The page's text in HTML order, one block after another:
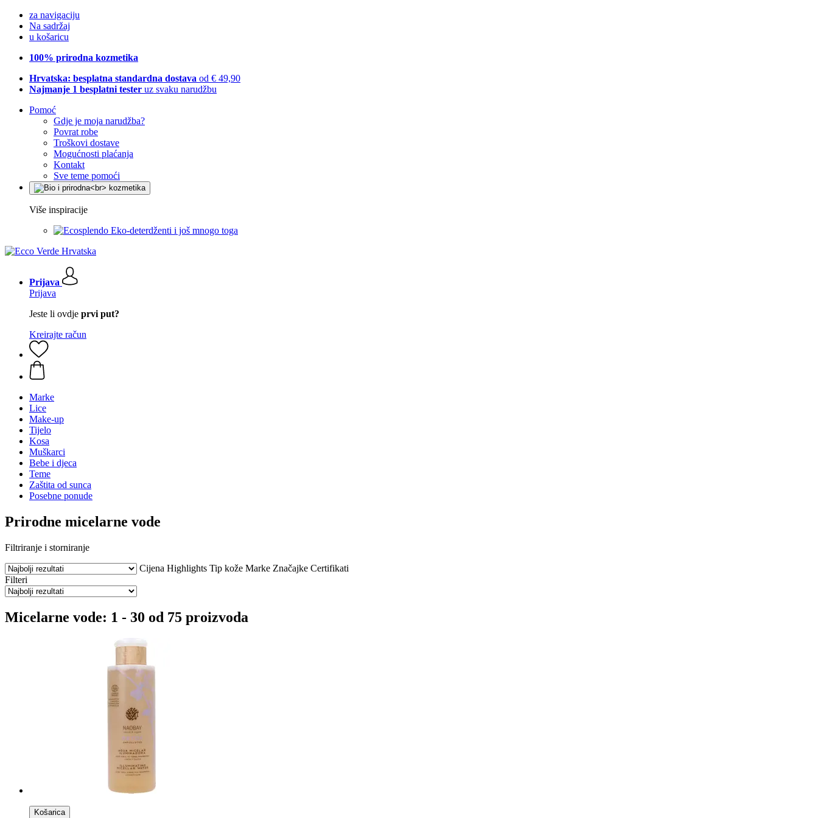
za navigaciju
Na sadržaj
u košaricu
100% prirodna kozmetika
Hrvatska: besplatna standardna dostava od € 49,90
Najmanje 1 besplatni tester uz svaku narudžbu
Pomoć
Gdje je moja narudžba?
Povrat robe
Troškovi dostave
Mogućnosti plaćanja
Kontakt
Sve teme pomoći
Više inspiracije
Eko-deterdženti i još mnogo toga
Prijava
Prijava
Jeste li ovdje prvi put?
Kreirajte račun
Marke
Lice
Make-up
Tijelo
Kosa
Muškarci
Bebe i djeca
Teme
Zaštita od sunca
Posebne ponude
Prirodne micelarne vode
Filtriranje i storniranje
Cijena Highlights Tip kože Marke Značajke Certifikati
Filteri
Micelarne vode: 1 - 30 od 75 proizvoda
Košarica